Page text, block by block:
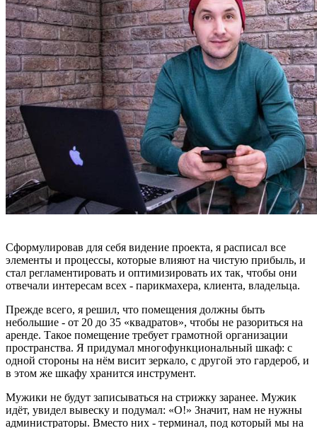
Сформулировав для себя видение проекта, я расписал все
элементы и процессы, которые влияют на чистую прибыль, и
стал регламентировать и оптимизировать их так, чтобы они
отвечали интересам всех - парикмахера, клиента, владельца.
Прежде всего, я решил, что помещения должны быть
небольшие - от 20 до 35 «квадратов», чтобы не разориться на
аренде. Такое помещение требует грамотной организации
пространства. Я придумал многофункциональный шкаф: с
одной стороны на нём висит зеркало, с другой это гардероб, и
в этом же шкафу хранится инструмент.
Мужики не будут записываться на стрижку заранее. Мужик
идёт, увидел вывеску и подумал: «О!» Значит, нам не нужны
администраторы. Вместо них - терминал, под который мы на